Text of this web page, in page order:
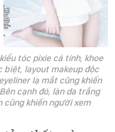
tóc pixie cá tính, khoe
biệt, layout makeup độc
lạ mắt cũng khiến
cạnh đó, làn da trắng
cũng khiến người xem